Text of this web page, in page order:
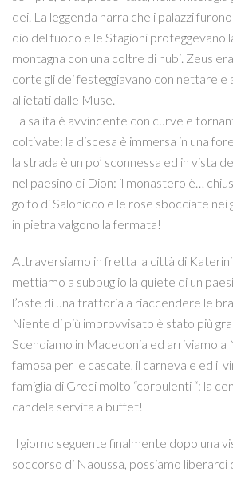
dei. La leggenda narra che i palazzi
dio del fuoco e le Stagioni proteggevano
montagna con una coltre di nubi. Zeus
corte gli dei festeggiavano con nettare e
allietati dalle Muse.
La salita è avvincente con curve e
coltivate: la discesa è immersa in una
la strada è un po’ sconnessa ed in vista
nel paesino di Dion: il monastero è…
golfo di Salonicco e le rose sbocciate nei
in pietra valgono la fermata!
Attraversiamo in fretta la città di
mettiamo a subbuglio la quiete di un
l’oste di una trattoria a riaccendere le
Niente di più improvvisato è stato più
Scendiamo in Macedonia ed arriviamo a
famosa per le cascate, il carnevale ed il
famiglia di Greci molto “corpulenti “: la
candela servita a buffet!
Il giorno seguente finalmente dopo una
soccorso di Naoussa, possiamo liberarci